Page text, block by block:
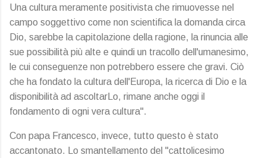
Una cultura meramente positivista che rimuovesse nel
campo soggettivo come non scientifica la domanda circa
Dio, sarebbe la capitolazione della ragione, la rinuncia alle
sue possibilità più alte e quindi un tracollo dell'umanesimo,
le cui conseguenze non potrebbero essere che gravi. Ciò
che ha fondato la cultura dell'Europa, la ricerca di Dio e la
disponibilità ad ascoltarLo, rimane anche oggi il
fondamento di ogni vera cultura".
Con papa Francesco, invece, tutto questo è stato
accantonato. Lo smantellamento del "cattolicesimo